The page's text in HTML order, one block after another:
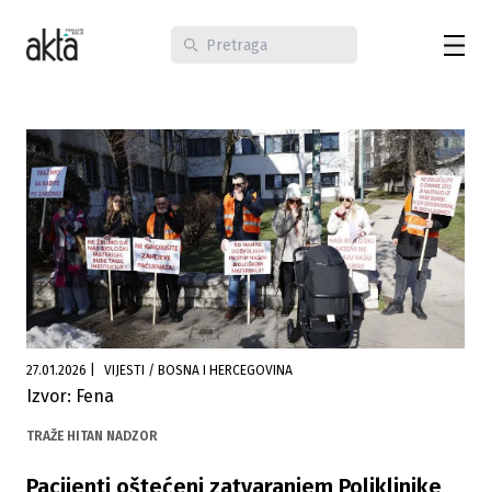
27.01.2026 VIJESTI / BOSNA I HERCEGOVINA
Izvor: Fena
TRAŽE HITAN NADZOR
Pacijenti oštećeni zatvaranjem Poliklinike